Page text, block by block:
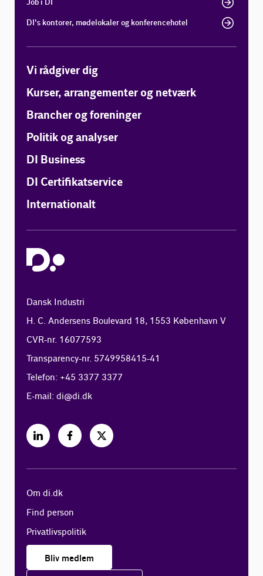
Job i DI
DI's kontorer, mødelokaler og konferencehotel
Vi rådgiver dig
Kurser, arrangementer og netværk
Brancher og foreninger
Politik og analyser
DI Business
DI Certifikatservice
Internationalt
Dansk Industri
H. C. Andersens Boulevard 18, 1553 København V
CVR-nr. 16077593
Transparency-nr. 5749958415-41
Telefon: +45 3377 3377
E-mail:di@di.dk
Om di.dk
Find person
Privatlivspolitik
Bliv medlem